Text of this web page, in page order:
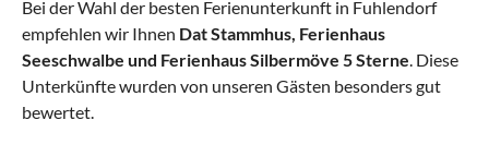
Bei der Wahl der besten Ferienunterkunft in Fuhlendorf
empfehlen wir Ihnen Dat Stammhus Ferienhaus
Seeschwalbe und Ferienhaus Silbermöve 5 Sterne . Diese
Unterkünfte wurden von unseren Gästen besonders gut
bewertet.